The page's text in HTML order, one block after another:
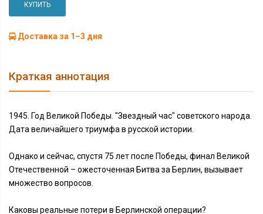
КУПИТЬ
Доставка за 1–3 дня
Краткая аннотация
1945. Год Великой Победы. "Звездный час" советского народа.
Дата величайшего триумфа в русской истории.
Однако и сейчас, спустя 75 лет после Победы, финал Великой
Отечественной – ожесточенная Битва за Берлин, вызывает
множество вопросов.
Каковы реальные потери в Берлинской операции?